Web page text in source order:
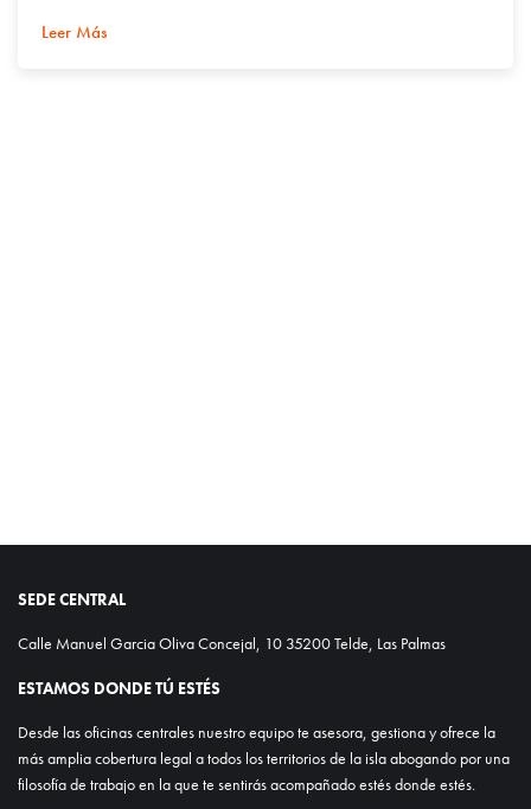
Leer Más
SEDE CENTRAL
Calle Manuel Garcia Oliva Concejal, 10 35200 Telde, Las Palmas
ESTAMOS DONDE TÚ ESTÉS
Desde las oficinas centrales nuestro equipo te asesora, gestiona y ofrece la
más amplia cobertura legal a todos los territorios de la isla abogando por una
filosofía de trabajo en la que te sentirás acompañado estés donde estés.